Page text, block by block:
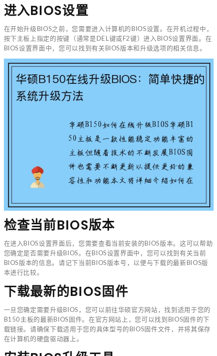
进入BIOS设置
在开始升级BIOS之前，您需要进入计算机的BIOS设置。在开机过程中，
按下主板上指定的按键（通常是DEL键或F2键）进入BIOS设置界面。在
BIOS设置界面中，您可以找到有关BIOS版本和升级选项的相关信息。
检查当前BIOS版本
在进入BIOS设置界面后，您需要查看当前安装的BIOS版本。这可以帮助
您确定是否需要升级BIOS。在BIOS设置界面中，您可以找到有关当前
BIOS版本的信息。请记下当前BIOS版本号，以便与下载的最新BIOS版
本进行比较。
下载最新的BIOS固件
一旦您确定需要升级BIOS，您可以前往华硕官方网站，找到适用于您的
B150主板的最新BIOS固件。在官方网站上，您可以找到BIOS固件的下
载链接。请确保下载适用于您的具体型号的BIOS固件文件，并将其保存
在计算机的硬盘驱动器上。